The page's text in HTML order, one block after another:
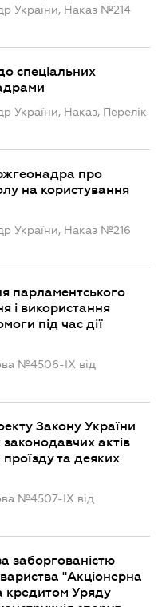
України, Наказ №214
спеціальних
України, Наказ, Перелік
про
на користування
України, Наказ №216
парламентського
і використання
під час дії
№4506-IX від
Закону України
актів
та деяких
№4507-IX від
заборгованістю
"Акціонерна
кредитом Уряду